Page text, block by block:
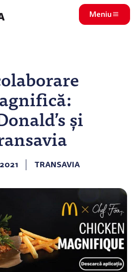
Meniu
și
TRANSAVIA